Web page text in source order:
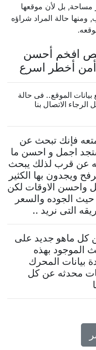
مساحة, بل لأن موقعها
حالة المراد شراؤه
افخم أحسن
أخطر اسرع
الموقع.. فى حالة
الاتصال بنا
فإنك تبحث عن
اجمل و احسن ما
عن قرب لذلك يبحث
ويجدون بها الكثير
الاوقات لكن
الجوده والسعر
التى نريد ..
ماهو جديد على
بهذه
المحرك
محدثه عن كل